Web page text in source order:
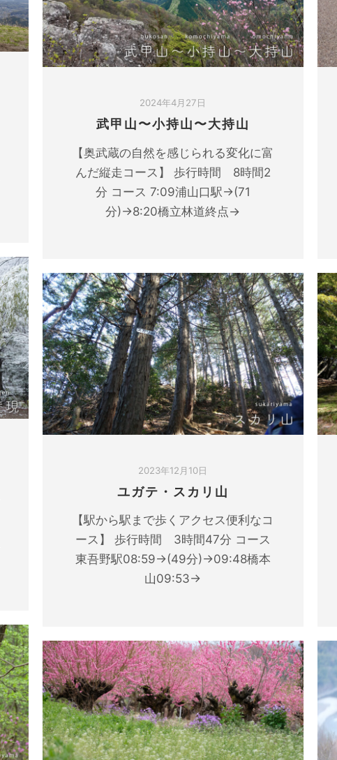
2024年4月27日
武甲山〜小持山〜大持山
【奥武蔵の自然を感じられる変化に富
んだ縦走コース】 歩行時間 8時間2
分 コース 7:09浦山口駅→(71
分)→8:20橋立林道終点→
2023年12月10日
ユガテ・スカリ山
【駅から駅まで歩くアクセス便利なコ
ース】 歩行時間 3時間47分 コース
東吾野駅08:59→(49分)→09:48橋本
山09:53→